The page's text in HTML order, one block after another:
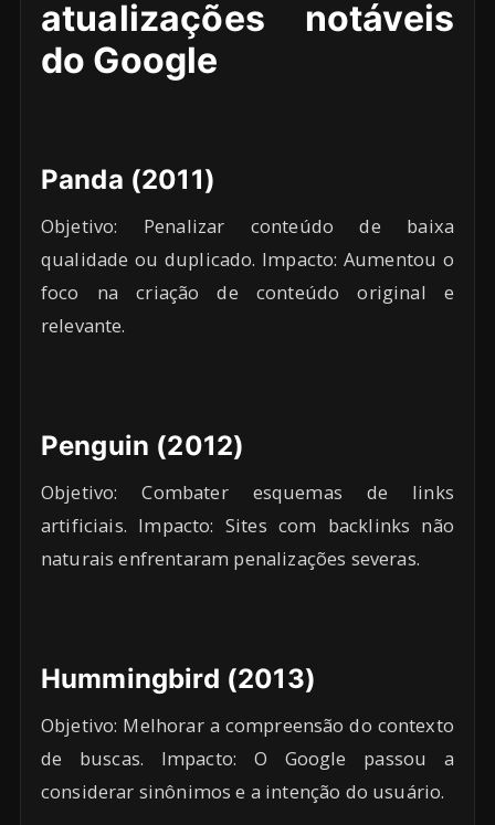
atualizações notáveis
do Google
Panda (2011)
Objetivo: Penalizar conteúdo de baixa
qualidade ou duplicado. Impacto: Aumentou o
foco na criação de conteúdo original e
relevante.
Penguin (2012)
Objetivo: Combater esquemas de links
artificiais. Impacto: Sites com backlinks não
naturais enfrentaram penalizações severas.
Hummingbird (2013)
Objetivo: Melhorar a compreensão do contexto
de buscas. Impacto: O Google passou a
considerar sinônimos e a intenção do usuário.